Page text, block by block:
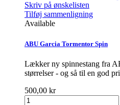
Skriv på ønskelisten
Tilføj sammenligning
Available
ABU Garcia Tormentor Spin
Lækker ny spinnestang fra
størrelser - og så til en god
500,00 kr